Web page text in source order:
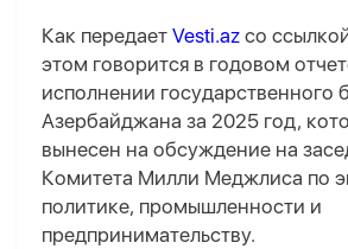
Как передает Vesti.az со
этом говорится в годовом
исполнении государственного
Азербайджана за 2025 год,
вынесен на обсуждение на
Комитета Милли Меджлиса по
политике, промышленности и
предпринимательству.